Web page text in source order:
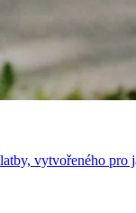
vytvořeného pro